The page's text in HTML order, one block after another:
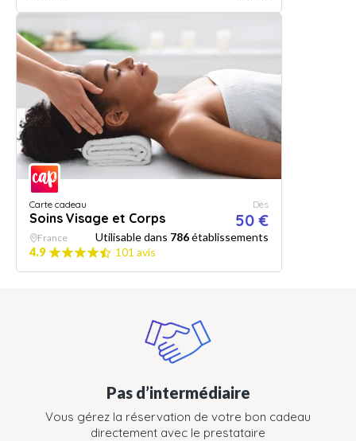
Carte cadeau
Soins Visage et Corps
Dès
50 €
France Utilisable dans 786établissements
4.9
101 avis
Pas d’intermédiaire
Vous gérez la réservation de votre bon cadeau
directement avec le prestataire